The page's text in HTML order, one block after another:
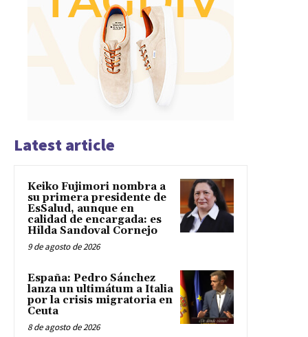
Latest article
Keiko Fujimori nombra a
su primera presidente de
EsSalud, aunque en
calidad de encargada: es
Hilda Sandoval Cornejo
9 de agosto de 2026
España: Pedro Sánchez
lanza un ultimátum a Italia
por la crisis migratoria en
Ceuta
8 de agosto de 2026